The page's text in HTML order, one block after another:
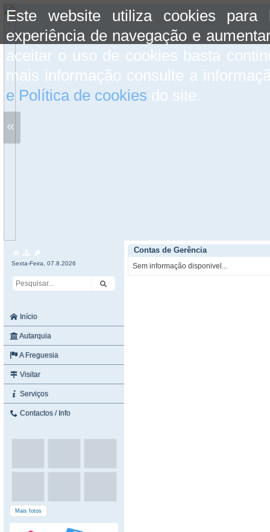
Este website utiliza cookies para
experiência de navegação e
aceitar o uso de cookies basta
mais informação consulte a
e Política de cookies do site.
«
Sexta-Feira, 07.8.2026
Início
Autarquia
A Freguesia
Visitar
Serviços
Contactos / Info
Mais fotos
Contas de Gerência
Sem informação disponivel...